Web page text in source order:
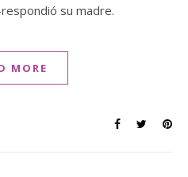
su madre.
MORE